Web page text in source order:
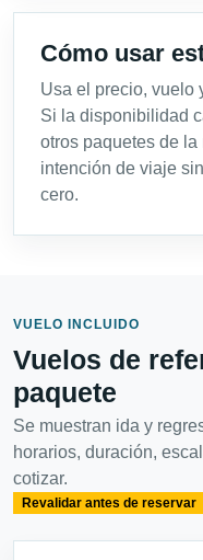
Cómo usar
Usa el precio, vuelo
Si la disponibilidad
otros paquetes de la
intención de viaje
cero.
VUELO INCLUIDO
Vuelos de
paquete
Se muestran ida y
horarios, duración,
cotizar.
Revalidar antes de reservar